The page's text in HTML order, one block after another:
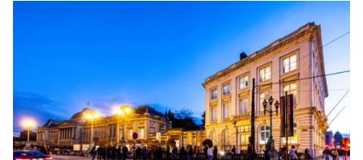
Musée BELvue pour une Belgique riche d’histoire !